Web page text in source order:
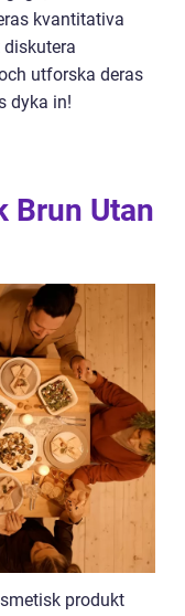
kvantitativa
utforska deras
dyka in!
Brun Utan
produkt